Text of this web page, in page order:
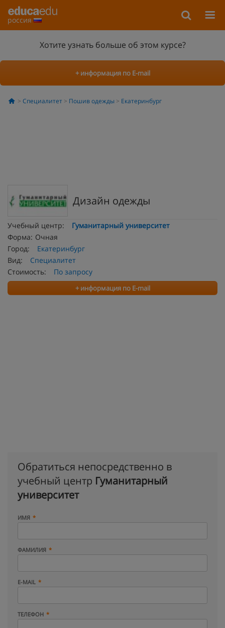
россия
Хотите узнать больше об этом курсе?
+ информация по E-mail
Специалитет Пошив одежды Екатеринбург
Дизайн одежды
Учебный центр:
Гуманитарный университет
Форма: Очная
Город:
Екатеринбург
Вид:
Специалитет
Стоимость:
По запросу
+ информация по E-mail
Обратиться непосредственно в
учебный центр Гуманитарный
университет
ИМЯ
ФАМИЛИЯ
E-MAIL
ТЕЛЕФОН